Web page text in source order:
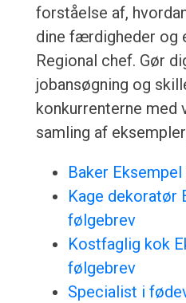
forståelse af,
dine færdigheder og
Regional chef. Gør
jobansøgning og
konkurrenterne med
samling af
Baker
Kage dekoratør
følgebrev
Kostfaglig kok
følgebrev
Specialist i